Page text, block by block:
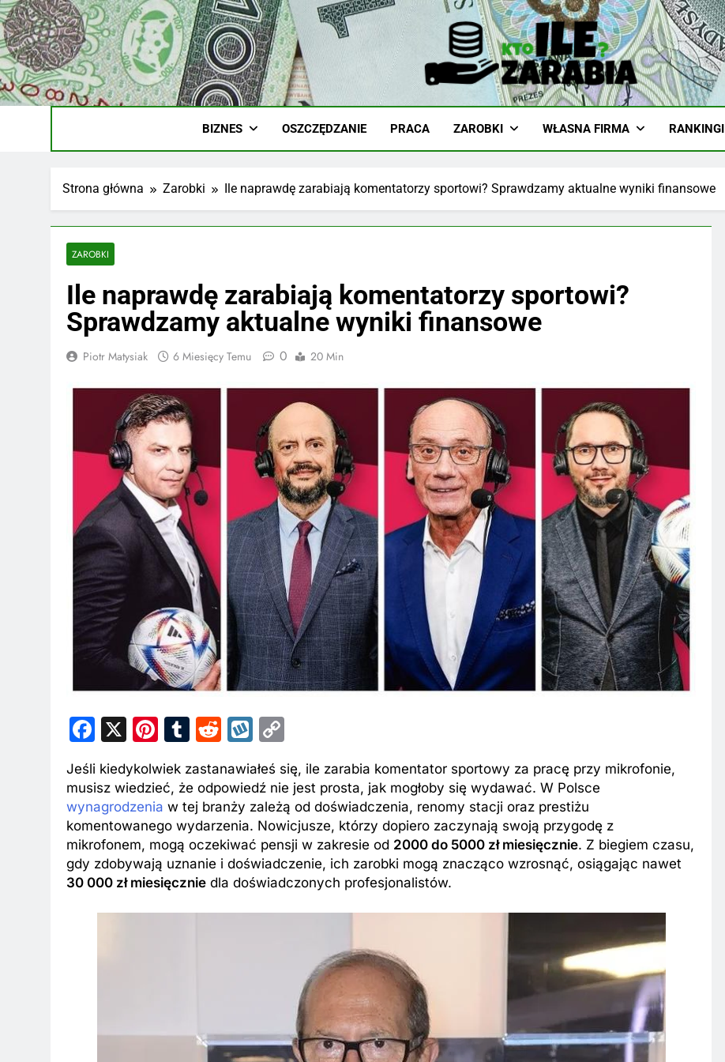
Skip
to
content
Ile-Zarabia.edu.pl
Zarobki Gwiazd, Ciekawostki I Biznes
BIZNES OSZCZĘDZANIE PRACA ZAROBKI WŁASNA FIRMA RANKINGI
Strona główna Zarobki Ile naprawdę zarabiają komentatorzy sportowi? Sprawdzamy aktualne wyniki finansowe
ZAROBKI
Ile naprawdę zarabiają komentatorzy sportowi?
Sprawdzamy aktualne wyniki finansowe
Piotr Matysiak 6 Miesięcy Temu 0 20 Min
Facebook
X Pinterest
Tumblr
RedditWykop
Jeśli kiedykolwiek zastanawiałeś się, ile zarabia komentator sportowy za pracę przy mikrofonie,
musisz wiedzieć, że odpowiedź nie jest prosta, jak mogłoby się wydawać. W Polsce
wynagrodzenia w tej branży zależą od doświadczenia, renomy stacji oraz prestiżu
komentowanego wydarzenia. Nowicjusze, którzy dopiero zaczynają swoją przygodę z
mikrofonem, mogą oczekiwać pensji w zakresie od 2000 do 5000 zł miesięcznie. Z biegiem czasu,
gdy zdobywają uznanie i doświadczenie, ich zarobki mogą znacząco wzrosnąć, osiągając nawet
30 000 zł miesięcznie dla doświadczonych profesjonalistów.